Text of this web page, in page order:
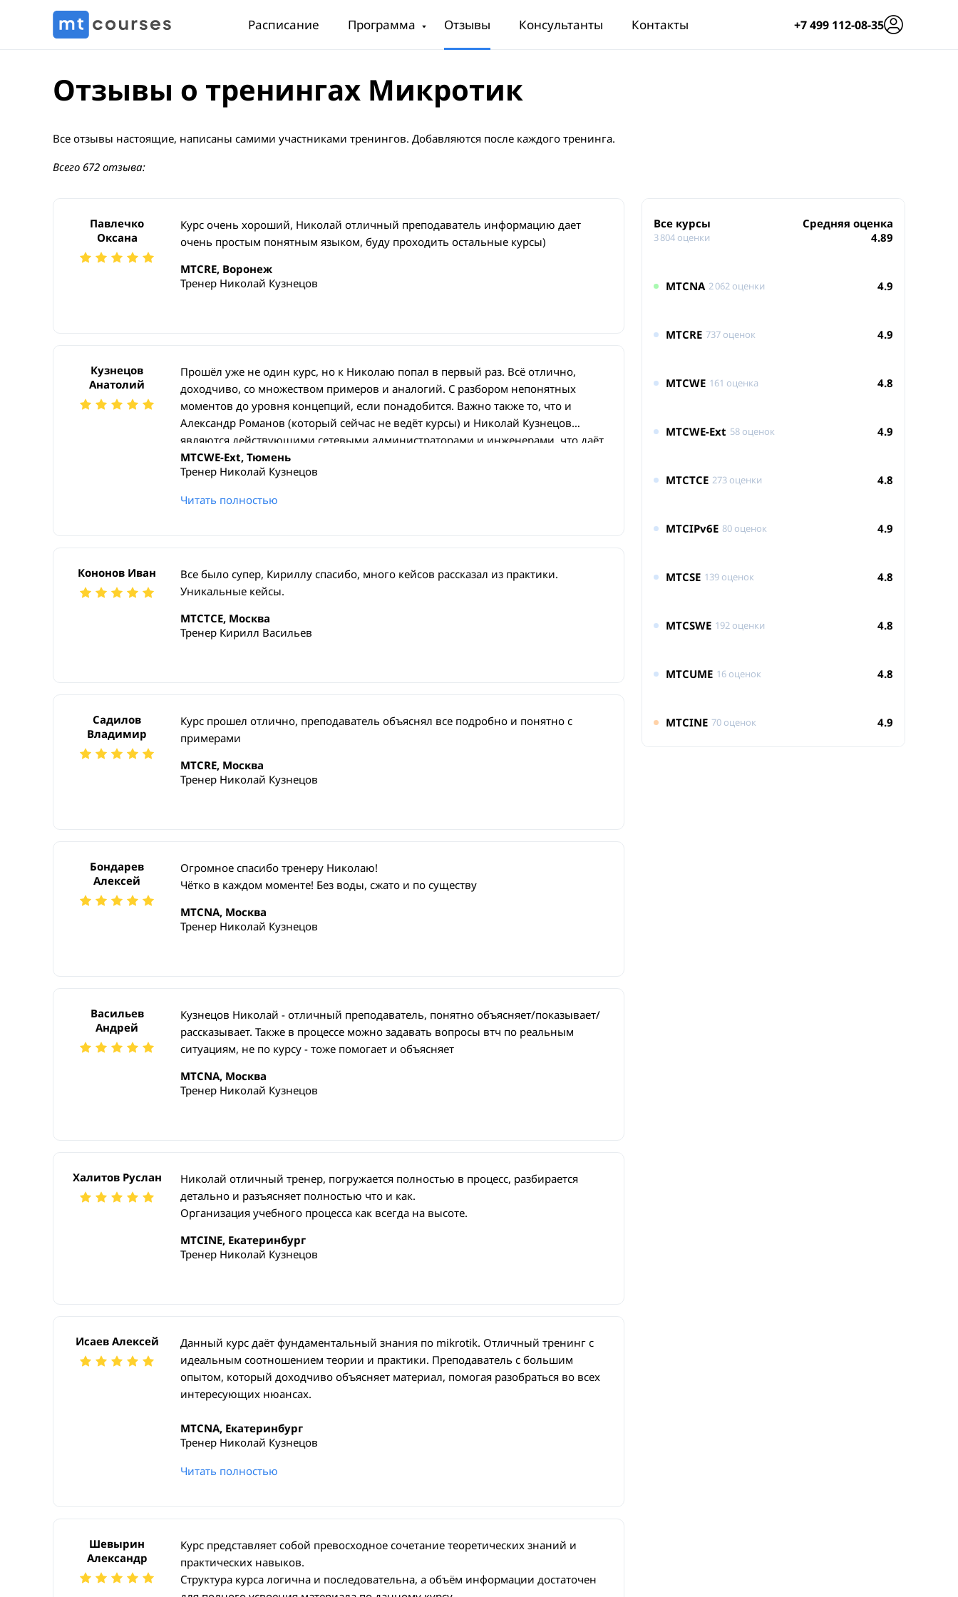
Расписание Программа Отзывы Консультанты Контакты +7 499 112-08-35
Отзывы о тренингах Микротик
Все отзывы настоящие, написаны самими участниками тренингов. Добавляются после каждого тренинга.
Всего 672 отзыва:
Все курсы
3 804 оценки
Средняя оценка
4.89
MTCNA 2 062 оценки 4.9
MTCRE 737 оценок 4.9
MTCWE 161 оценка 4.8
MTCWE-Ext 58 оценок 4.9
MTCTCE 273 оценки 4.8
MTCIPv6E 80 оценок 4.9
MTCSE 139 оценок 4.8
MTCSWE 192 оценки 4.8
MTCUME 16 оценок 4.8
MTCINE 70 оценок 4.9
Павлечко
Оксана
Курс очень хороший, Николай отличный преподаватель информацию дает
очень простым понятным языком, буду проходить остальные курсы)
MTCRE, Воронеж
Тренер Николай Кузнецов
Кузнецов
Анатолий
Прошёл уже не один курс, но к Николаю попал в первый раз. Всё отлично,
доходчиво, со множеством примеров и аналогий. С разбором непонятных
моментов до уровня концепций, если понадобится. Важно также то, что и
Александр Романов (который сейчас не ведёт курсы) и Николай Кузнецов
являются действующими сетевыми администраторами и инженерами, что даёт
огромный бонус к разъяснению именно практических моментов,
возникающих в работе.
рассматриваются и базовые вещи, и промышленные стандарты как таковые, а
MTCWE-Ext, Тюмень
Тренер Николай Кузнецов
Читать полностью
Кононов Иван
Все было супер, Кириллу спасибо, много кейсов рассказал из практики.
Уникальные кейсы.
MTCTCE, Москва
Тренер Кирилл Васильев
Садилов
Владимир
Курс прошел отлично, преподаватель объяснял все подробно и понятно с
примерами
MTCRE, Москва
Тренер Николай Кузнецов
Бондарев
Алексей
Огромное спасибо тренеру Николаю!
Чётко в каждом моменте! Без воды, сжато и по существу
MTCNA, Москва
Тренер Николай Кузнецов
Васильев
Андрей
Кузнецов Николай - отличный преподаватель, понятно объясняет/показывает/
рассказывает. Также в процессе можно задавать вопросы втч по реальным
ситуациям, не по курсу - тоже помогает и объясняет
MTCNA, Москва
Тренер Николай Кузнецов
Халитов Руслан
Николай отличный тренер, погружается полностью в процесс, разбирается
детально и разъясняет полностью что и как.
Организация учебного процесса как всегда на высоте.
MTCINE, Екатеринбург
Тренер Николай Кузнецов
Исаев Алексей
Данный курс даёт фундаментальный знания по mikrotik. Отличный тренинг с
идеальным соотношением теории и практики. Преподаватель с большим
опытом, который доходчиво объясняет материал, помогая разобраться во всех
интересующих нюансах.
MTCNA, Екатеринбург
Тренер Николай Кузнецов
Читать полностью
Шевырин
Александр
Курс представляет собой превосходное сочетание теоретических знаний и
практических навыков.
Структура курса логична и последовательна, а объём информации достаточен